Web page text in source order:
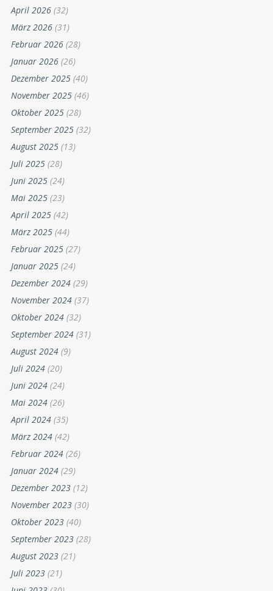
April 2026 (32)
März 2026 (31)
Februar 2026 (28)
Januar 2026 (26)
Dezember 2025 (40)
November 2025 (46)
Oktober 2025 (28)
September 2025 (32)
August 2025 (13)
Juli 2025 (28)
Juni 2025 (24)
Mai 2025 (23)
April 2025 (42)
März 2025 (44)
Februar 2025 (27)
Januar 2025 (24)
Dezember 2024 (29)
November 2024 (37)
Oktober 2024 (32)
September 2024 (31)
August 2024 (9)
Juli 2024 (20)
Juni 2024 (24)
Mai 2024 (26)
April 2024 (35)
März 2024 (42)
Februar 2024 (26)
Januar 2024 (29)
Dezember 2023 (12)
November 2023 (30)
Oktober 2023 (40)
September 2023 (28)
August 2023 (21)
Juli 2023 (21)